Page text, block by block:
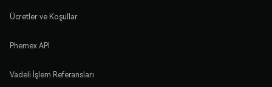
Ücretler ve Koşullar
Phemex API
Vadeli İşlem Referansları